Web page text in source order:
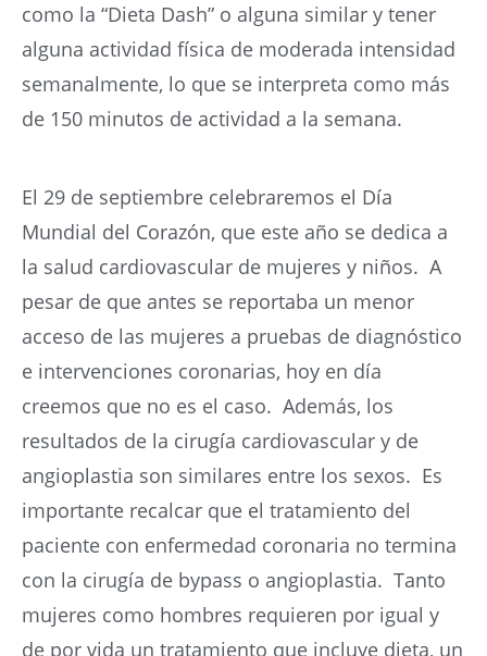
como la “Dieta Dash” o alguna similar y tener
alguna actividad física de moderada intensidad
semanalmente, lo que se interpreta como más
de 150 minutos de actividad a la semana.
El 29 de septiembre celebraremos el Día
Mundial del Corazón, que este año se dedica a
la salud cardiovascular de mujeres y niños. A
pesar de que antes se reportaba un menor
acceso de las mujeres a pruebas de diagnóstico
e intervenciones coronarias, hoy en día
creemos que no es el caso. Además, los
resultados de la cirugía cardiovascular y de
angioplastia son similares entre los sexos. Es
importante recalcar que el tratamiento del
paciente con enfermedad coronaria no termina
con la cirugía de bypass o angioplastia. Tanto
mujeres como hombres requieren por igual y
de por vida un tratamiento que incluye dieta, un